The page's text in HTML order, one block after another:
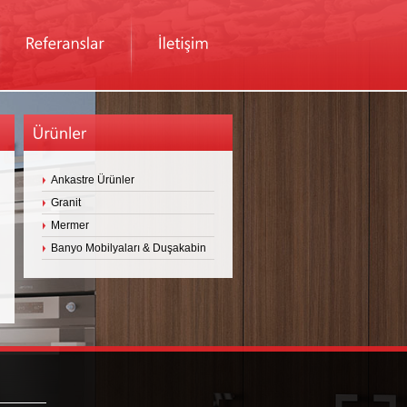
Ankastre Ürünler
Granit
Mermer
Banyo Mobilyaları & Duşakabin